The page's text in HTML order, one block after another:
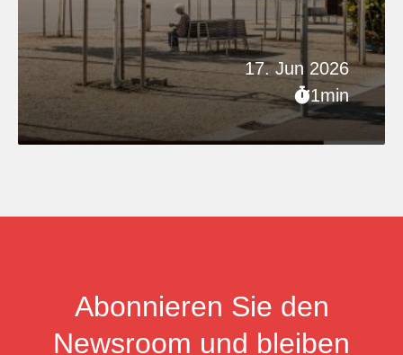
17. Jun 2026
1min
Abonnieren Sie den
Newsroom und bleiben